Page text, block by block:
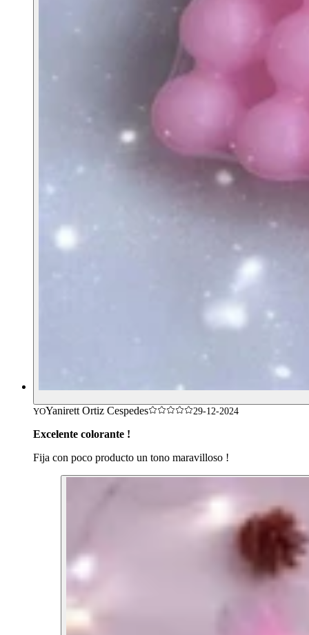
YOYanirett Ortiz Cespedes 29-12-2024
Excelente colorante !
Fija con poco producto un tono maravilloso !